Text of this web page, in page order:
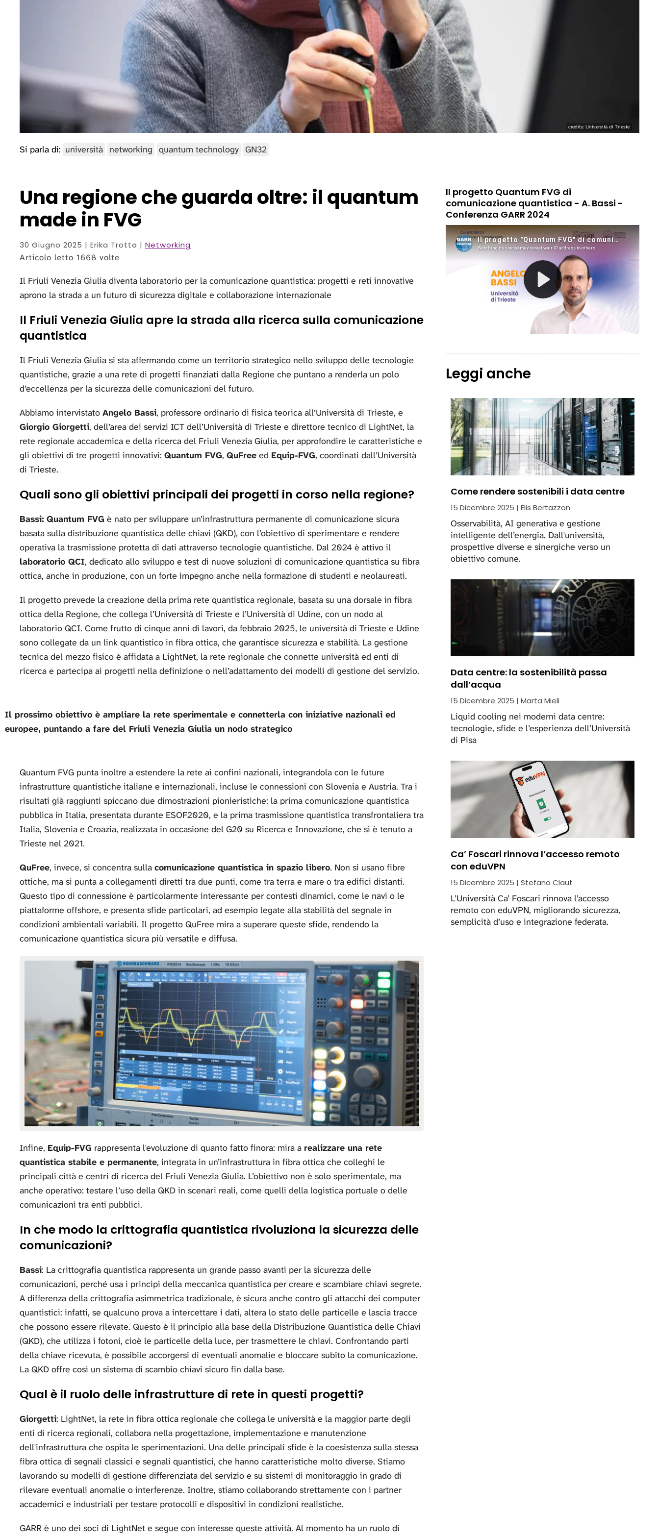
credits: Università di Trieste
Si parla di: università networking quantum technology GN32
Una regione che guarda oltre: il quantum
made in FVG
30 Giugno 2025 | Erika Trotto | Networking
Articolo letto 1668 volte
Il Friuli Venezia Giulia diventa laboratorio per la comunicazione quantistica: progetti e reti innovative
aprono la strada a un futuro di sicurezza digitale e collaborazione internazionale
Il Friuli Venezia Giulia apre la strada alla ricerca sulla comunicazione
quantistica
Il Friuli Venezia Giulia si sta affermando come un territorio strategico nello sviluppo delle tecnologie
quantistiche, grazie a una rete di progetti finanziati dalla Regione che puntano a renderla un polo
d’eccellenza per la sicurezza delle comunicazioni del futuro.
Abbiamo intervistato Angelo Bassi, professore ordinario di fisica teorica all’Università di Trieste, e
Giorgio Giorgetti, dell’area dei servizi ICT dell’Università di Trieste e direttore tecnico di LightNet, la
rete regionale accademica e della ricerca del Friuli Venezia Giulia, per approfondire le caratteristiche e
gli obiettivi di tre progetti innovativi: Quantum FVG, QuFree ed Equip-FVG, coordinati dall’Università
di Trieste.
Quali sono gli obiettivi principali dei progetti in corso nella regione?
Bassi: Quantum FVG è nato per sviluppare un’infrastruttura permanente di comunicazione sicura
basata sulla distribuzione quantistica delle chiavi (QKD), con l’obiettivo di sperimentare e rendere
operativa la trasmissione protetta di dati attraverso tecnologie quantistiche. Dal 2024 è attivo il
laboratorio QCI, dedicato allo sviluppo e test di nuove soluzioni di comunicazione quantistica su fibra
ottica, anche in produzione, con un forte impegno anche nella formazione di studenti e neolaureati.
Il progetto prevede la creazione della prima rete quantistica regionale, basata su una dorsale in fibra
ottica della Regione, che collega l’Università di Trieste e l’Università di Udine, con un nodo al
laboratorio QCI. Come frutto di cinque anni di lavori, da febbraio 2025, le università di Trieste e Udine
sono collegate da un link quantistico in fibra ottica, che garantisce sicurezza e stabilità. La gestione
tecnica del mezzo fisico è affidata a LightNet, la rete regionale che connette università ed enti di
ricerca e partecipa ai progetti nella definizione o nell’adattamento dei modelli di gestione del servizio.
Il prossimo obiettivo è ampliare la rete sperimentale e connetterla con iniziative nazionali ed
europee, puntando a fare del Friuli Venezia Giulia un nodo strategico
Quantum FVG punta inoltre a estendere la rete ai confini nazionali, integrandola con le future
infrastrutture quantistiche italiane e internazionali, incluse le connessioni con Slovenia e Austria. Tra i
risultati già raggiunti spiccano due dimostrazioni pionieristiche: la prima comunicazione quantistica
pubblica in Italia, presentata durante ESOF2020, e la prima trasmissione quantistica transfrontaliera tra
Italia, Slovenia e Croazia, realizzata in occasione del G20 su Ricerca e Innovazione, che si è tenuto a
Trieste nel 2021.
QuFree, invece, si concentra sulla comunicazione quantistica in spazio libero. Non si usano fibre
ottiche, ma si punta a collegamenti diretti tra due punti, come tra terra e mare o tra edifici distanti.
Questo tipo di connessione è particolarmente interessante per contesti dinamici, come le navi o le
piattaforme offshore, e presenta sfide particolari, ad esempio legate alla stabilità del segnale in
condizioni ambientali variabili. Il progetto QuFree mira a superare queste sfide, rendendo la
comunicazione quantistica sicura più versatile e diffusa.
Infine, Equip-FVG rappresenta l'evoluzione di quanto fatto finora: mira a realizzare una rete
quantistica stabile e permanente, integrata in un’infrastruttura in fibra ottica che colleghi le
principali città e centri di ricerca del Friuli Venezia Giulia. L’obiettivo non è solo sperimentale, ma
anche operativo: testare l’uso della QKD in scenari reali, come quelli della logistica portuale o delle
comunicazioni tra enti pubblici.
In che modo la crittografia quantistica rivoluziona la sicurezza delle
comunicazioni?
Bassi: La crittografia quantistica rappresenta un grande passo avanti per la sicurezza delle
comunicazioni, perché usa i principi della meccanica quantistica per creare e scambiare chiavi segrete.
A differenza della crittografia asimmetrica tradizionale, è sicura anche contro gli attacchi dei computer
quantistici: infatti, se qualcuno prova a intercettare i dati, altera lo stato delle particelle e lascia tracce
che possono essere rilevate. Questo è il principio alla base della Distribuzione Quantistica delle Chiavi
(QKD), che utilizza i fotoni, cioè le particelle della luce, per trasmettere le chiavi. Confrontando parti
della chiave ricevuta, è possibile accorgersi di eventuali anomalie e bloccare subito la comunicazione.
La QKD offre così un sistema di scambio chiavi sicuro fin dalla base.
Qual è il ruolo delle infrastrutture di rete in questi progetti?
Giorgetti: LightNet, la rete in fibra ottica regionale che collega le università e la maggior parte degli
enti di ricerca regionali, collabora nella progettazione, implementazione e manutenzione
dell'infrastruttura che ospita le sperimentazioni. Una delle principali sfide è la coesistenza sulla stessa
fibra ottica di segnali classici e segnali quantistici, che hanno caratteristiche molto diverse. Stiamo
lavorando su modelli di gestione differenziata del servizio e su sistemi di monitoraggio in grado di
rilevare eventuali anomalie o interferenze. Inoltre, stiamo collaborando strettamente con i partner
accademici e industriali per testare protocolli e dispositivi in condizioni realistiche.
GARR è uno dei soci di LightNet e segue con interesse queste attività. Al momento ha un ruolo di
Il progetto Quantum FVG di
comunicazione quantistica - A. Bassi -
Conferenza GARR 2024
Leggi anche
Come rendere sostenibili i data centre
15 Dicembre 2025 | Elis Bertazzon
Osservabilità, AI generativa e gestione
intelligente dell’energia. Dall'università,
prospettive diverse e sinergiche verso un
obiettivo comune.
Data centre: la sostenibilità passa
dall’acqua
15 Dicembre 2025 | Marta Mieli
Liquid cooling nei moderni data centre:
tecnologie, sfide e l’esperienza dell’Università
di Pisa
Ca’ Foscari rinnova l’accesso remoto
con eduVPN
15 Dicembre 2025 | Stefano Claut
L’Università Ca’ Foscari rinnova l’accesso
remoto con eduVPN, migliorando sicurezza,
semplicità d’uso e integrazione federata.